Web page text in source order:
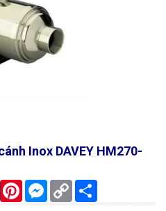
Inox DAVEY HM270-
TwitterPinterestMessenger
Copy
Link